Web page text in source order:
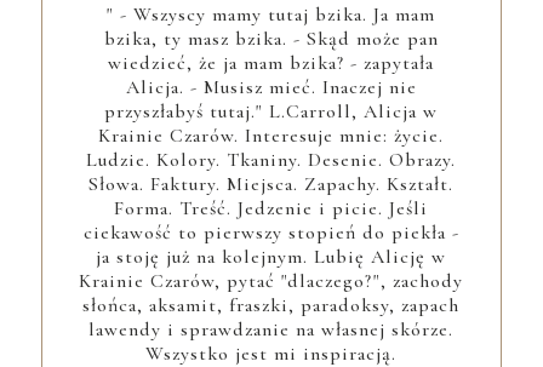
" - Wszyscy mamy tutaj bzika. Ja mam
bzika, ty masz bzika. - Skąd może pan
wiedzieć, że ja mam bzika? - zapytała
Alicja. - Musisz mieć. Inaczej nie
przyszłabyś tutaj." L.Carroll, Alicja w
Krainie Czarów. Interesuje mnie: życie.
Ludzie. Kolory. Tkaniny. Desenie. Obrazy.
Słowa. Faktury. Miejsca. Zapachy. Kształt.
Forma. Treść. Jedzenie i picie. Jeśli
ciekawość to pierwszy stopień do piekła -
ja stoję już na kolejnym. Lubię Alicję w
Krainie Czarów, pytać "dlaczego?", zachody
słońca, aksamit, fraszki, paradoksy, zapach
lawendy i sprawdzanie na własnej skórze.
Wszystko jest mi inspiracją.